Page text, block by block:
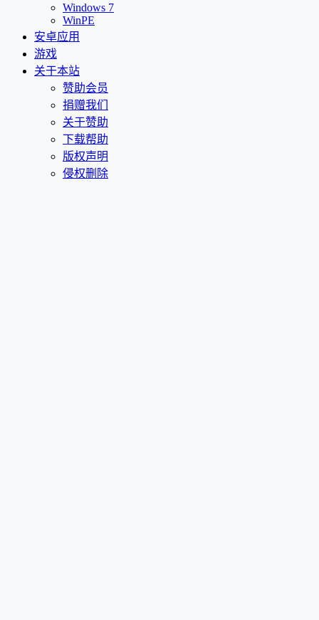
Windows 7
WinPE
安卓应用
游戏
关于本站
赞助会员
捐赠我们
关于赞助
下载帮助
版权声明
侵权删除